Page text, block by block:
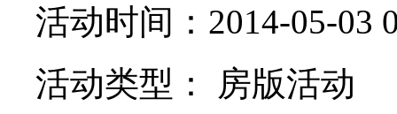
活动时间：2014-05-03
活动类型： 房版活动